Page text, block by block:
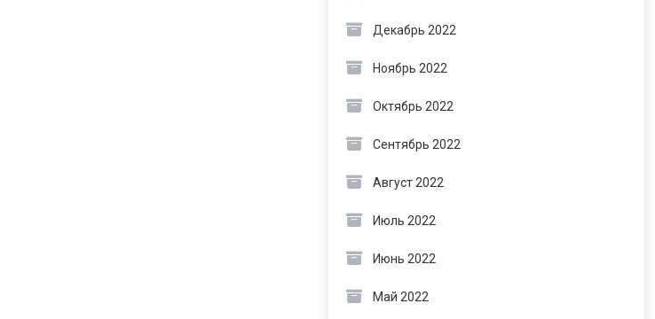
Декабрь 2022
Ноябрь 2022
Октябрь 2022
Сентябрь 2022
Август 2022
Июль 2022
Июнь 2022
Май 2022